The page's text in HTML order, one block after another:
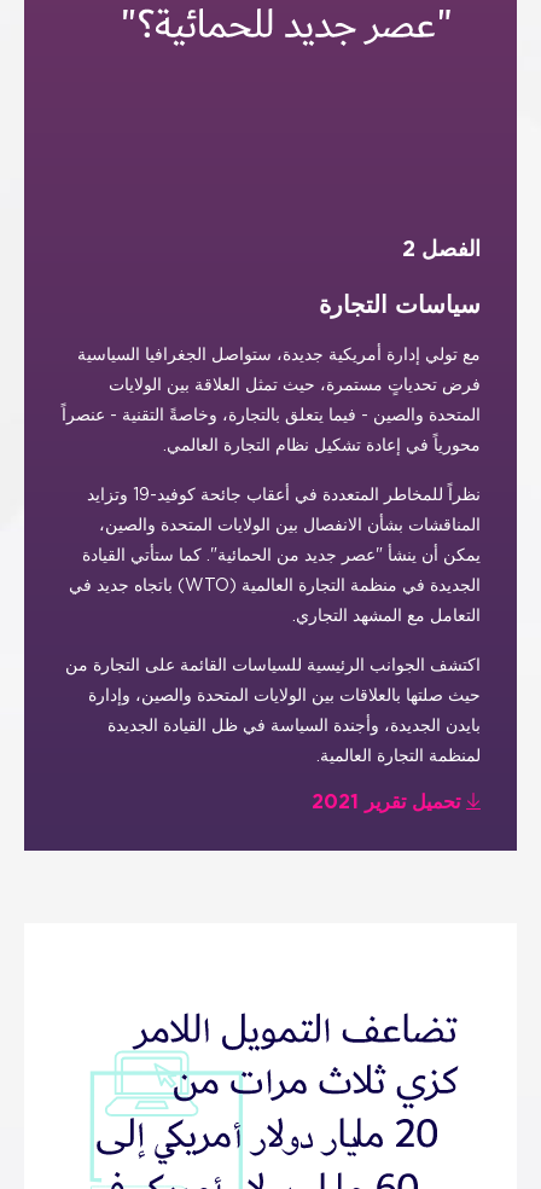
الفصل 2
سياسات التجارة
مع تولي إدارة أمريكية جديدة، ستواصل الجغرافيا السياسية
فرض تحدياتٍ مستمرة، حيث تمثل العلاقة بين الولايات
المتحدة والصين - فيما يتعلق بالتجارة، وخاصةً التقنية - عنصراً
محورياً في إعادة تشكيل نظام التجارة العالمي.
نظراً للمخاطر المتعددة في أعقاب جائحة كوفيد-19 وتزايد
المناقشات بشأن الانفصال بين الولايات المتحدة والصين،
يمكن أن ينشأ "عصر جديد من الحمائية". كما ستأتي القيادة
الجديدة في منظمة التجارة العالمية (WTO) باتجاه جديد في
التعامل مع المشهد التجاري.
اكتشف الجوانب الرئيسية للسياسات القائمة على التجارة من
حيث صلتها بالعلاقات بين الولايات المتحدة والصين، وإدارة
بايدن الجديدة، وأجندة السياسة في ظل القيادة الجديدة
لمنظمة التجارة العالمية.
تحميل تقرير 2021